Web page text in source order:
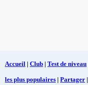
Accueil | Club | Test de niveau
les plus populaires | Partager |